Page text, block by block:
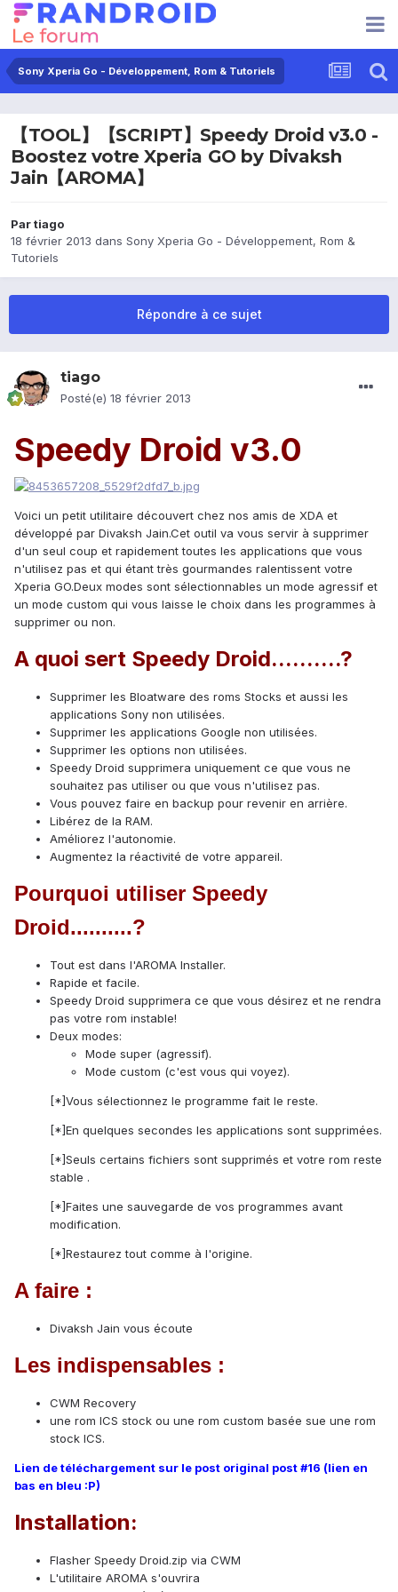
Sony Xperia Go - Développement, Rom & Tutoriels
【TOOL】【SCRIPT】Speedy Droid v3.0 -
Boostez votre Xperia GO by Divaksh
Jain【AROMA】
Partiago
18 février 2013 dans Sony Xperia Go - Développement, Rom &
Tutoriels
Répondre à ce sujet
tiago
Posté(e) 18 février 2013
Speedy Droid v3.0
Voici un petit utilitaire découvert chez nos amis de XDA et
développé par Divaksh Jain.Cet outil va vous servir à supprimer
d'un seul coup et rapidement toutes les applications que vous
n'utilisez pas et qui étant très gourmandes ralentissent votre
Xperia GO.Deux modes sont sélectionnables un mode agressif et
un mode custom qui vous laisse le choix dans les programmes à
supprimer ou non.
A quoi sert Speedy Droid..........?
Supprimer les Bloatware des roms Stocks et aussi les
applications Sony non utilisées.
Supprimer les applications Google non utilisées.
Supprimer les options non utilisées.
Speedy Droid supprimera uniquement ce que vous ne
souhaitez pas utiliser ou que vous n'utilisez pas.
Vous pouvez faire en backup pour revenir en arrière.
Libérez de la RAM.
Améliorez l'autonomie.
Augmentez la réactivité de votre appareil.
Pourquoi utiliser Speedy
Droid..........?
Tout est dans l'AROMA Installer.
Rapide et facile.
Speedy Droid supprimera ce que vous désirez et ne rendra
pas votre rom instable!
Deux modes:
Mode super (agressif).
Mode custom (c'est vous qui voyez).
[*]Vous sélectionnez le programme fait le reste.
[*]En quelques secondes les applications sont supprimées.
[*]Seuls certains fichiers sont supprimés et votre rom reste
stable .
[*]Faites une sauvegarde de vos programmes avant
modification.
[*]Restaurez tout comme à l'origine.
A faire :
Divaksh Jain vous écoute
Les indispensables :
CWM Recovery
une rom ICS stock ou une rom custom basée sue une rom
stock ICS.
Lien de téléchargement sur le post original post #16 (lien en
bas en bleu :P)
Installation:
Flasher Speedy Droid.zip via CWM
L'utilitaire AROMA s'ouvrira